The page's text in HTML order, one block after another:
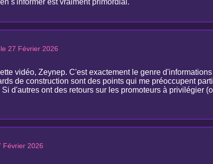
le 27 Février 2026
vidéo, Zeynep. C'est exactement le genre
de construction sont des points qui me préoccupent
d'autres ont des retours sur les promoteurs à privilégier
Février 2026